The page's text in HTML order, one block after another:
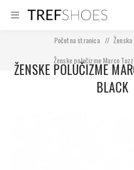
Početna stranica /
Ženske polučizme Marco
ŽENSKE POLUČIZME
BLACK